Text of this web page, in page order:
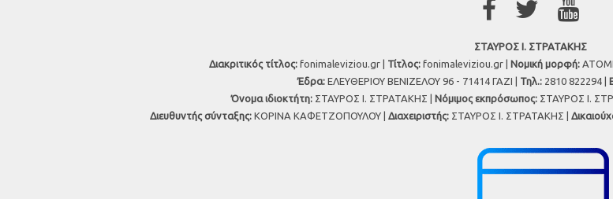
ΣΤΑΥΡΟΣ Ι. ΣΤΡΑΤΑΚΗΣ
Διακριτικός τίτλος: fonimaleviziou.gr | Τίτλος: fonimaleviziou.gr | Νομική μορφή:
Έδρα: ΕΛΕΥΘΕΡΙΟΥ ΒΕΝΙΖΕΛΟΥ 96 - 71414 ΓΑΖΙ | Τηλ.: 2810 822294 |
Όνομα ιδιοκτήτη: ΣΤΑΥΡΟΣ Ι. ΣΤΡΑΤΑΚΗΣ | Νόμιμος εκπρόσωπος: ΣΤΑΥΡΟΣ Ι.
Διευθυντής σύνταξης: ΚΟΡΙΝΑ ΚΑΦΕΤΖΟΠΟΥΛΟΥ | Διαχειριστής: ΣΤΑΥΡΟΣ Ι. ΣΤΡΑΤΑΚΗΣ |